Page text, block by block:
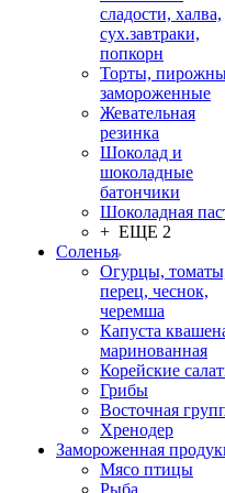
сладости, халва,
сух.завтраки,
попкорн
Торты,
замороженные
Жевательная
резинка
Шоколад и
шоколадные
батончики
Шоколадная
+ ЕЩЕ 2
Соленья
Огурцы,
перец, чеснок,
черемша
Капуста
маринованная
Корейские
Грибы
Восточная
Хренодер
Замороженная
Мясо птицы
Рыба